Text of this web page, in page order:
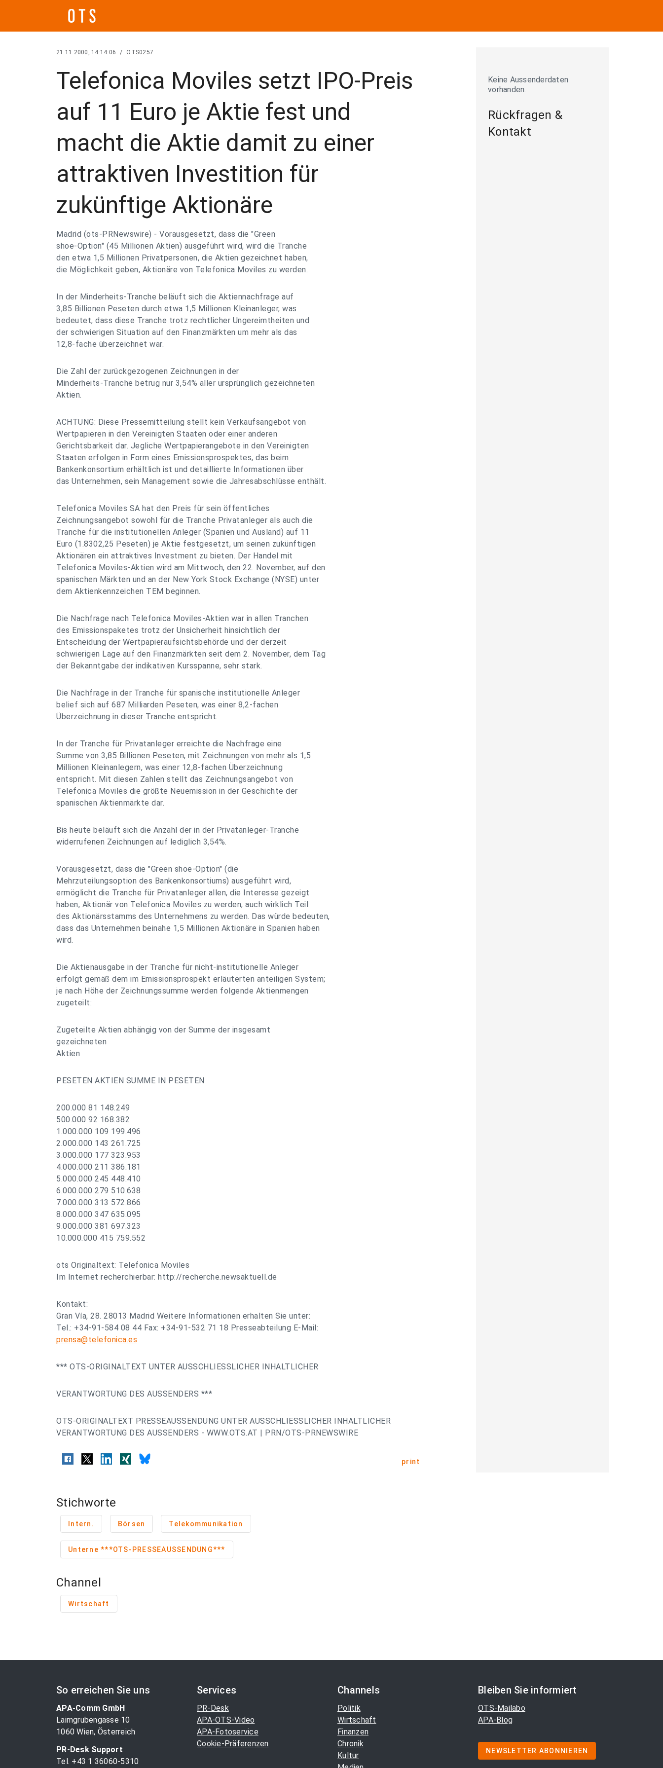
21.11.2000, 14:14:06 / OTS0257
Telefonica Moviles setzt IPO-Preis
auf 11 Euro je Aktie fest und
macht die Aktie damit zu einer
attraktiven Investition für
zukünftige Aktionäre
Madrid (ots-PRNewswire) - Vorausgesetzt, dass die "Green
shoe-Option" (45 Millionen Aktien) ausgeführt wird, wird die Tranche
den etwa 1,5 Millionen Privatpersonen, die Aktien gezeichnet haben,
die Möglichkeit geben, Aktionäre von Telefonica Moviles zu werden.
In der Minderheits-Tranche beläuft sich die Aktiennachfrage auf
3,85 Billionen Peseten durch etwa 1,5 Millionen Kleinanleger, was
bedeutet, dass diese Tranche trotz rechtlicher Ungereimtheiten und
der schwierigen Situation auf den Finanzmärkten um mehr als das
12,8-fache überzeichnet war.
Die Zahl der zurückgezogenen Zeichnungen in der
Minderheits-Tranche betrug nur 3,54% aller ursprünglich gezeichneten
Aktien.
ACHTUNG: Diese Pressemitteilung stellt kein Verkaufsangebot von
Wertpapieren in den Vereinigten Staaten oder einer anderen
Gerichtsbarkeit dar. Jegliche Wertpapierangebote in den Vereinigten
Staaten erfolgen in Form eines Emissionsprospektes, das beim
Bankenkonsortium erhältlich ist und detaillierte Informationen über
das Unternehmen, sein Management sowie die Jahresabschlüsse enthält.
Telefonica Moviles SA hat den Preis für sein öffentliches
Zeichnungsangebot sowohl für die Tranche Privatanleger als auch die
Tranche für die institutionellen Anleger (Spanien und Ausland) auf 11
Euro (1.8302,25 Peseten) je Aktie festgesetzt, um seinen zukünftigen
Aktionären ein attraktives Investment zu bieten. Der Handel mit
Telefonica Moviles-Aktien wird am Mittwoch, den 22. November, auf den
spanischen Märkten und an der New York Stock Exchange (NYSE) unter
dem Aktienkennzeichen TEM beginnen.
Die Nachfrage nach Telefonica Moviles-Aktien war in allen Tranchen
des Emissionspaketes trotz der Unsicherheit hinsichtlich der
Entscheidung der Wertpapieraufsichtsbehörde und der derzeit
schwierigen Lage auf den Finanzmärkten seit dem 2. November, dem Tag
der Bekanntgabe der indikativen Kursspanne, sehr stark.
Die Nachfrage in der Tranche für spanische institutionelle Anleger
belief sich auf 687 Milliarden Peseten, was einer 8,2-fachen
Überzeichnung in dieser Tranche entspricht.
In der Tranche für Privatanleger erreichte die Nachfrage eine
Summe von 3,85 Billionen Peseten, mit Zeichnungen von mehr als 1,5
Millionen Kleinanlegern, was einer 12,8-fachen Überzeichnung
entspricht. Mit diesen Zahlen stellt das Zeichnungsangebot von
Telefonica Moviles die größte Neuemission in der Geschichte der
spanischen Aktienmärkte dar.
Bis heute beläuft sich die Anzahl der in der Privatanleger-Tranche
widerrufenen Zeichnungen auf lediglich 3,54%.
Vorausgesetzt, dass die "Green shoe-Option" (die
Mehrzuteilungsoption des Bankenkonsortiums) ausgeführt wird,
ermöglicht die Tranche für Privatanleger allen, die Interesse gezeigt
haben, Aktionär von Telefonica Moviles zu werden, auch wirklich Teil
des Aktionärsstamms des Unternehmens zu werden. Das würde bedeuten,
dass das Unternehmen beinahe 1,5 Millionen Aktionäre in Spanien haben
wird.
Die Aktienausgabe in der Tranche für nicht-institutionelle Anleger
erfolgt gemäß dem im Emissionsprospekt erläuterten anteiligen System;
je nach Höhe der Zeichnungssumme werden folgende Aktienmengen
zugeteilt:
Zugeteilte Aktien abhängig von der Summe der insgesamt
gezeichneten
Aktien
PESETEN AKTIEN SUMME IN PESETEN
200.000 81 148.249
500.000 92 168.382
1.000.000 109 199.496
2.000.000 143 261.725
3.000.000 177 323.953
4.000.000 211 386.181
5.000.000 245 448.410
6.000.000 279 510.638
7.000.000 313 572.866
8.000.000 347 635.095
9.000.000 381 697.323
10.000.000 415 759.552
ots Originaltext: Telefonica Moviles
Im Internet recherchierbar: http://recherche.newsaktuell.de
Kontakt:
Gran Vía, 28. 28013 Madrid Weitere Informationen erhalten Sie unter:
Tel.: +34-91-584 08 44 Fax: +34-91-532 71 18 Presseabteilung E-Mail:
prensa@telefonica.es
*** OTS-ORIGINALTEXT UNTER AUSSCHLIESSLICHER INHALTLICHER
VERANTWORTUNG DES AUSSENDERS ***
OTS-ORIGINALTEXT PRESSEAUSSENDUNG UNTER AUSSCHLIESSLICHER INHALTLICHER
VERANTWORTUNG DES AUSSENDERS - WWW.OTS.AT | PRN/OTS-PRNEWSWIRE
print
Stichworte
Intern. Börsen Telekommunikation
Unterne ***OTS-PRESSEAUSSENDUNG***
Channel
Wirtschaft
Keine Aussenderdaten
vorhanden.
Rückfragen &
Kontakt
So erreichen Sie uns
APA-Comm GmbH
Laimgrubengasse 10
1060 Wien, Österreich
PR-Desk Support
Tel. +43 1 36060-5310
Services
PR-Desk
APA-OTS-Video
APA-Fotoservice
Cookie-Präferenzen
Channels
Politik
Wirtschaft
Finanzen
Chronik
Kultur
Bleiben Sie informiert
OTS-Mailabo
APA-Blog
NEWSLETTER ABONNIEREN